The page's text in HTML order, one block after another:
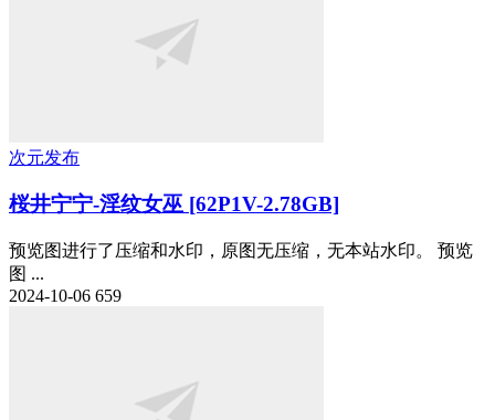
次元发布
桜井宁宁-淫纹女巫 [62P1V-2.78GB]
预览图进行了压缩和水印，原图无压缩，无本站水印。 预览
图 ...
2024-10-06 659